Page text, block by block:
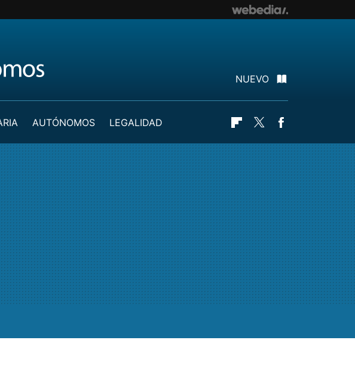
NUEVO
AUTÓNOMOS
LEGALIDAD
Flipboard
Twitter